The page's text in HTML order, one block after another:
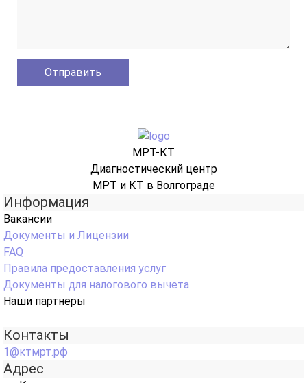
МРТ-КТ
Диагностический центр
МРТ и КТ в Волгограде
Информация
Вакансии
Документы и Лицензии
FAQ
Правила предоставления услуг
Документы для налогового вычета
Наши партнеры
Контакты
1@ктмрт.рф
Адрес